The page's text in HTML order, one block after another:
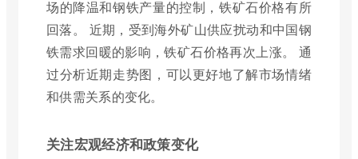
场的降温和钢铁产量的控制，铁矿石价格有所
回落。 近期，受到海外矿山供应扰动和中国钢
铁需求回暖的影响，铁矿石价格再次上涨。 通
过分析近期走势图，可以更好地了解市场情绪
和供需关系的变化。
关注宏观经济和政策变化